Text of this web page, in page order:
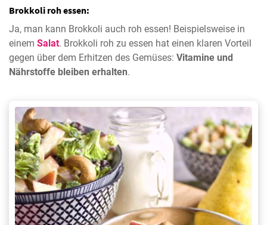
Brokkoli roh essen:
Ja, man kann Brokkoli auch roh essen! Beispielsweise in
einem Salat. Brokkoli roh zu essen hat einen klaren Vorteil
gegen über dem Erhitzen des Gemüses: Vitamine und
Nährstoffe bleiben erhalten.